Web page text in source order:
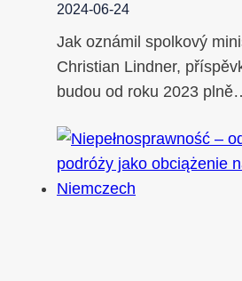
2024-06-24
Jak oznámil spolkový
Christian Lindner,
budou od roku 2023